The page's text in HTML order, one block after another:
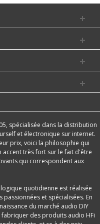
spécialisée dans la distribution
et électronique sur internet.
prix, voici la philosophie qui
accent très fort sur le fait d'être
qui correspondent aux
quotidienne est réalisée
et spécialisées. En
du marché audio DIY
des produits audio HFi